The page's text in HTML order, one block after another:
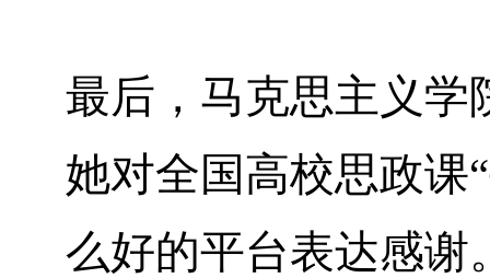
最后，马克思主义学
她对全国高校思政课
么好的平台表达感谢